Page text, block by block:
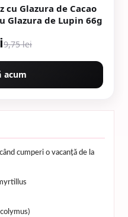
cu Glazura de Cacao
Glazura de Lupin 66g
9,75 lei
acum
cumperi o vacanță de la